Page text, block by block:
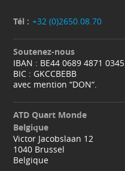
Tél : +32 (0)2650.08.70
Soutenez-nous
IBAN : BE44 0689 4871 0345
BIC : GKCCBEBB
avec mention “DON“.
ATD Quart Monde
Belgique
Victor Jacobslaan 12
1040 Brussel
Belgique